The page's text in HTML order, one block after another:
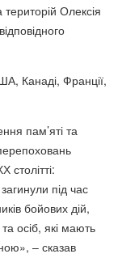
Олексія
Канаді, Франції,
пам’яті та
столітті:
під час
бойових дій,
та осіб, які мають
– сказав